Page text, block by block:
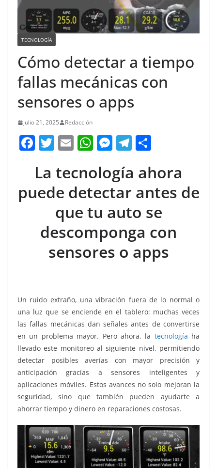
TECNOLOGÍA
Cómo detectar a tiempo
fallas mecánicas con
sensores o apps
julio 21, 2025 Redacción
F
c
e
b
o
T
itt
er
E
ai
l
W
at
s
A
p
p
M
ss
e
n
g
er
T
e
gr
a
m
m
p
ar
tir
La tecnología ahora
puede detectar antes de
que tu auto se
descomponga con
sensores o apps
Un ruido extraño, una vibración fuera de lo normal o
una luz que se enciende en el tablero: muchas veces
las fallas mecánicas dan señales antes de convertirse
en un problema mayor. Pero ahora, la tecnología ha
llevado este monitoreo al siguiente nivel, permitiendo
detectar posibles averías con mayor precisión y
anticipación gracias a sensores inteligentes y
aplicaciones móviles. Estos avances no solo mejoran la
seguridad, sino que también pueden ayudarte a
ahorrar tiempo y dinero en reparaciones costosas.